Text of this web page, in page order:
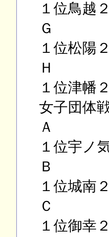
１位鳥越
Ｇ
１位松陽
Ｈ
１位津幡
女子団体
Ａ
１位宇ノ
Ｂ
１位城南
Ｃ
１位御幸